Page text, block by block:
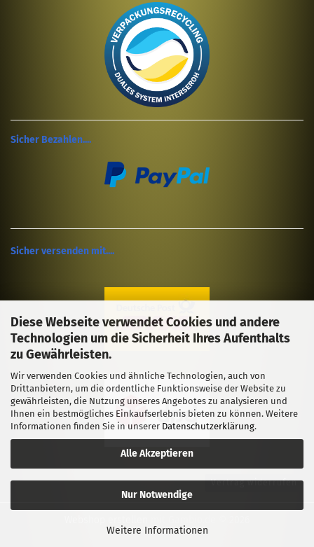
Diese Webseite verwendet Cookies und andere
Technologien um die Sicherheit Ihres Aufenthalts
zu Gewährleisten.
Wir verwenden Cookies und ähnliche Technologien, auch von
Drittanbietern, um die ordentliche Funktionsweise der Website zu
gewährleisten, die Nutzung unseres Angebotes zu analysieren und
Ihnen ein bestmögliches Einkaufserlebnis bieten zu können. Weitere
Informationen finden Sie in unserer Datenschutzerklärung.
Alle Akzeptieren
Nur Notwendige
Weitere Informationen
Sicher Bezahlen....
Sicher versenden mit....
Vertrag widerrufen